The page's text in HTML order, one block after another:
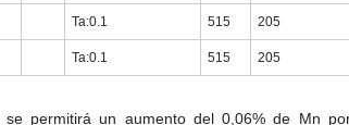
Ta:0.1 515 205
Ta:0.1 515 205
permitirá un aumento del 0,06% de Mn